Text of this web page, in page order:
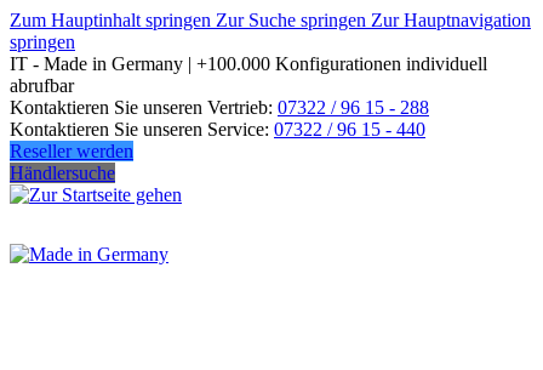
Zum Hauptinhalt springen Zur Suche springen Zur Hauptnavigation
springen
IT - Made in Germany | +100.000 Konfigurationen individuell
abrufbar
Kontaktieren Sie unseren Vertrieb: 07322 / 96 15 - 288
Kontaktieren Sie unseren Service: 07322 / 96 15 - 440
Reseller werden
Händlersuche